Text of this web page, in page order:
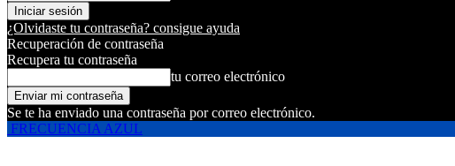
¿Olvidaste tu contraseña? consigue ayuda
Recuperación de contraseña
Recupera tu contraseña
tu correo electrónico
Se te ha enviado una contraseña por correo electrónico.
FRECUENCIA AZUL